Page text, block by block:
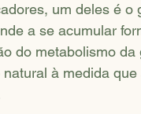
um deles é o
a se acumular
do metabolismo da
à medida